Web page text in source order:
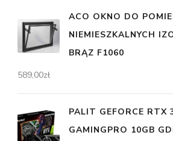
ACO OKNO DO
NIEMIESZKALNYCH
BRĄZ F1060
589,00zł
PALIT GEFORCE RTX
GAMINGPRO 10GB